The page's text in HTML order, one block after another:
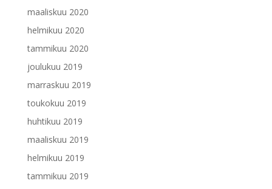
maaliskuu 2020
helmikuu 2020
tammikuu 2020
joulukuu 2019
marraskuu 2019
toukokuu 2019
huhtikuu 2019
maaliskuu 2019
helmikuu 2019
tammikuu 2019